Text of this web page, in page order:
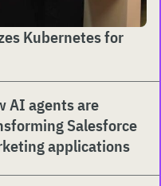
Kubernetes for
AI agents are
Salesforce
applications